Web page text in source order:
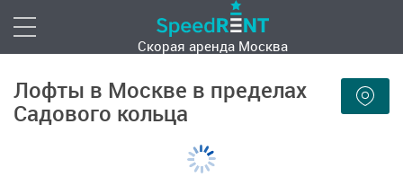
Скорая аренда Москва
Лофты в Москве в пределах
Садового кольца